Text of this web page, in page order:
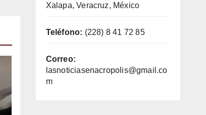
Xalapa, Veracruz, México
Teléfono: (228) 8 41 72 85
Correo:
lasnoticiasenacropolis@gmail.co
m